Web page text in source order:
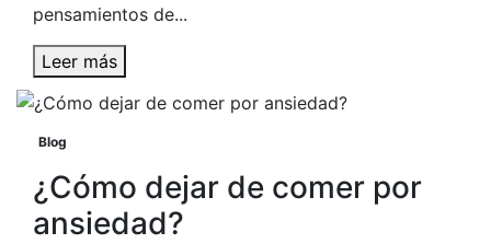
pensamientos de...
Leer más
Blog
¿Cómo dejar de comer por
ansiedad?